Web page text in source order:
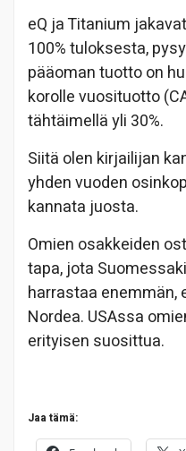
eQ ja Titanium
100% tuloksesta,
pääoman tuotto on
korolle vuosituotto
tähtäimellä yli 30%.
Siitä olen kirjailijan
yhden vuoden
kannata juosta.
Omien osakkeiden
tapa, jota
harrastaa enemmän,
Nordea. USAssa
erityisen suosittua.
Jaa tämä: